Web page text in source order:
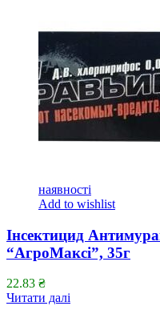
наявності
Add to wishlist
Інсектицид
“АгроМаксі”, 35г
22.83 ₴
Читати далі